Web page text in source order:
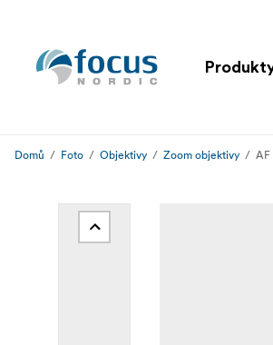
Domů Foto Objektivy Zoom objektivy AF